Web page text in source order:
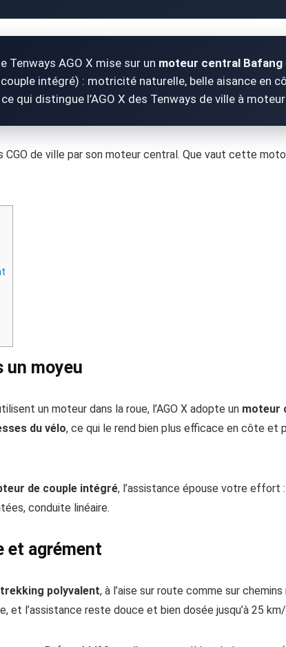
Tenways AGO X mise sur un moteur central Bafang
intégré) : motricité naturelle, belle aisance en
qui distingue l’AGO X des Tenways de ville à
CGO de ville par son moteur central. Que vaut cette
un moyeu
un moteur dans la roue, l’AGO X adopte un moteur
du vélo, ce qui le rend bien plus efficace en côte et
de couple intégré, l’assistance épouse votre effort
conduite linéaire.
et agrément
polyvalent, à l’aise sur route comme sur
et l’assistance reste douce et bien dosée jusqu’à 25